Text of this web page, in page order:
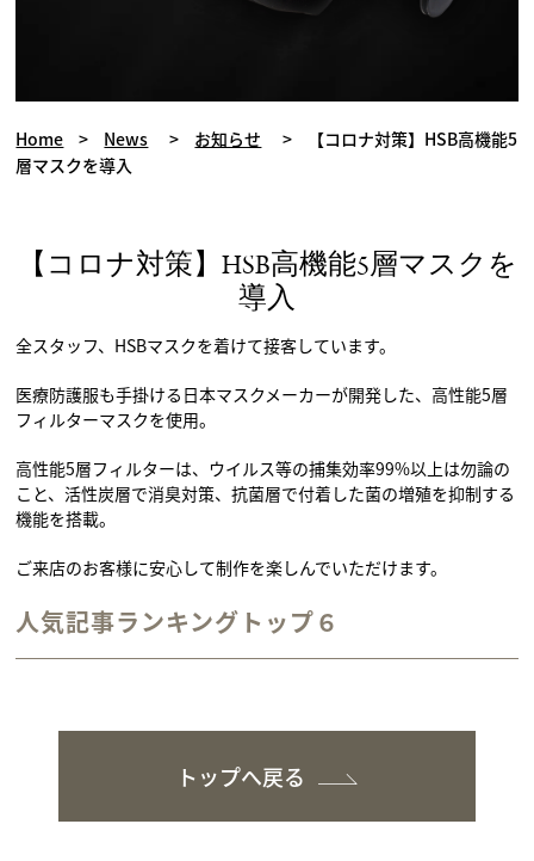
Home > News > お知らせ >
【コロナ対策】HSB高機能5
層マスクを導入
【コロナ対策】HSB高機能5層マスクを
導入
全スタッフ、HSBマスクを着けて接客しています。
医療防護服も手掛ける日本マスクメーカーが開発した、高性能5層
フィルターマスクを使用。
高性能5層フィルターは、ウイルス等の捕集効率99%以上は勿論の
こと、活性炭層で消臭対策、抗菌層で付着した菌の増殖を抑制する
機能を搭載。
ご来店のお客様に安心して制作を楽しんでいただけます。
人気記事ランキングトップ６
トップへ戻る